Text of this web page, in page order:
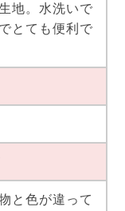
地。水洗いで
とても便利で
と色が違って